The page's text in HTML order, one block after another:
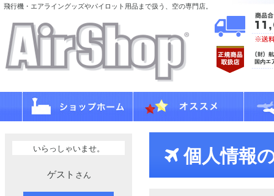
飛行機・エアライングッズやパイロット用品まで扱う、空の専門店。
いらっしゃいませ。
ゲスト さん
個人情報